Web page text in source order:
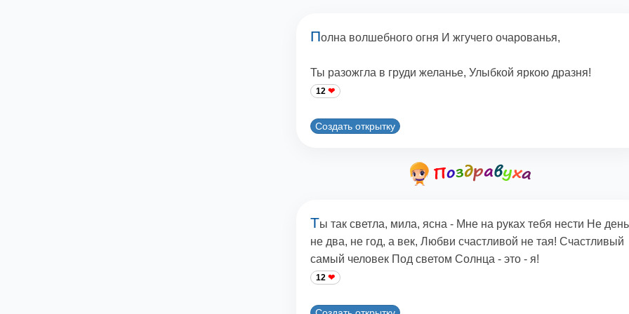
Полна волшебного огня И жгучего очарованья,
Ты разожгла в груди желанье, Улыбкой яркою дразня!
12
Создать открытку
Ты так светла, мила, ясна - Мне на руках тебя нести Не
не два, не год, а век, Любви счастливой не тая! Счастливый
самый человек Под светом Солнца - это - я!
12